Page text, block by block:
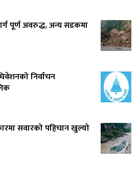
पूर्ण अवरुद्ध, अन्य सडकमा
निर्वाचन
सवारको पहिचान खुल्यो